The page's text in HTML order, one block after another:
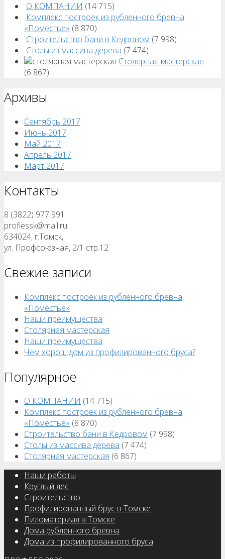
О КОМПАНИИ (14 715)
Комплекс построек из рубленного бревна
«Поместье» (8 870)
Строительство бани в Кедровом (7 998)
Столы из массива дерева (7 474)
Столярная мастерская
(6 867)
Архивы
Сентябрь 2017
Июнь 2017
Май 2017
Апрель 2017
Март 2017
Контакты
8 (3822) 977 991
proflessk@mail.ru
634024, г.Томск,
ул. Профсоюзная, 2/1 стр.12
Свежие записи
Комплекс построек из рубленного бревна
«Поместье»
Наши преимущества
Столярная мастерская
Наши преимущества
Чем хорош дом из профилированного бруса?
Популярное
О КОМПАНИИ (14 715)
Комплекс построек из рубленного бревна
«Поместье» (8 870)
Строительство бани в Кедровом (7 998)
Столы из массива дерева (7 474)
Столярная мастерская (6 867)
Наши работы
Круглый лес
Строительство
Профилированный брус в Томске
Пиломатериал в Томске
Дома рубленного бревна
Дома из профилированного бруса